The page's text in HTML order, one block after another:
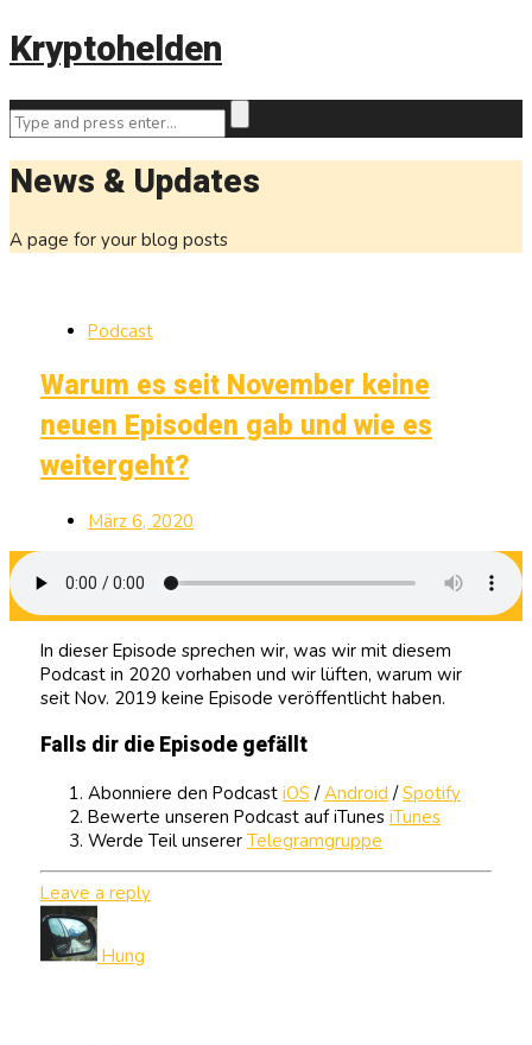
Kryptohelden
News & Updates
A page for your blog posts
Podcast
Warum es seit November keine
neuen Episoden gab und wie es
weitergeht?
März 6, 2020
In dieser Episode sprechen wir, was wir mit diesem
Podcast in 2020 vorhaben und wir lüften, warum wir
seit Nov. 2019 keine Episode veröffentlicht haben.
Falls dir die Episode gefällt
Abonniere den Podcast iOS /Android /Spotify
Bewerte unseren Podcast auf iTunes iTunes
Werde Teil unserer Telegramgruppe
Leave a reply
Hung